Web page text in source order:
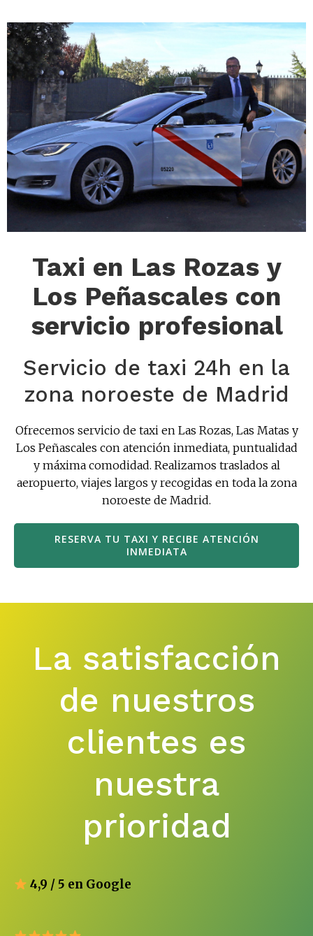
Taxi en Las Rozas y
Los Peñascales con
servicio profesional
Servicio de taxi 24h en la
zona noroeste de Madrid
Ofrecemos servicio de taxi en Las Rozas, Las Matas y
Los Peñascales con atención inmediata, puntualidad
y máxima comodidad. Realizamos traslados al
aeropuerto, viajes largos y recogidas en toda la zona
noroeste de Madrid.
RESERVA TU TAXI Y RECIBE ATENCIÓN
INMEDIATA
La satisfacción
de nuestros
clientes es
nuestra
prioridad
4,9 / 5 en Google